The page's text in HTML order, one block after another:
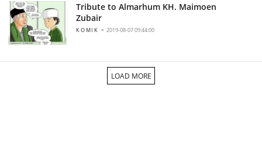
Tribute to Almarhum KH. Maimoen
Zubair
KOMIK - 2019-08-07 09:44:00
LOAD MORE